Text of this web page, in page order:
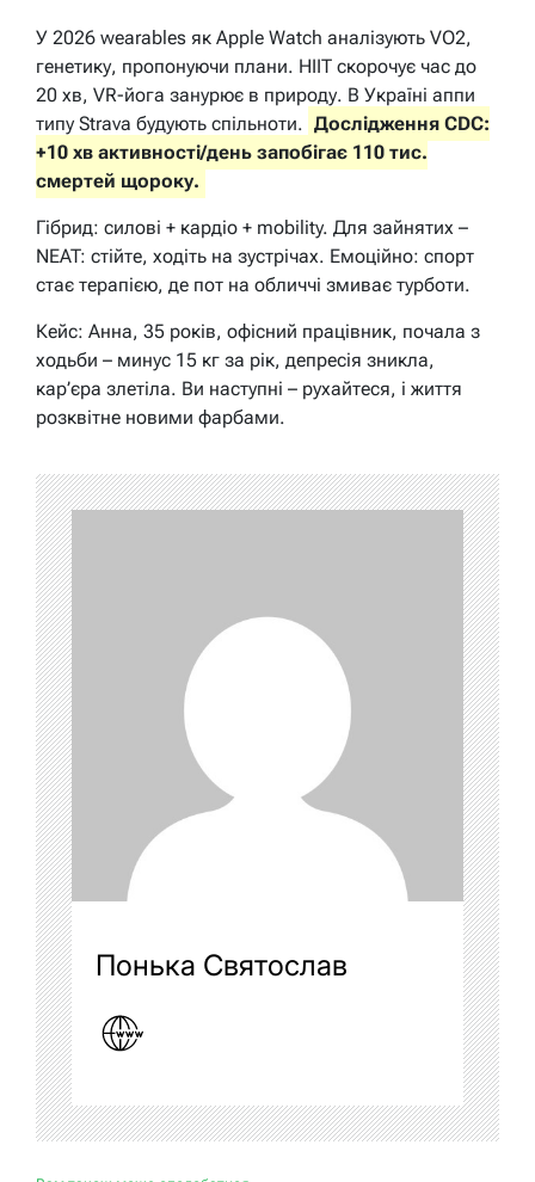
У 2026 wearables як Apple Watch аналізують VO2,
генетику, пропонуючи плани. HIIT скорочує час до
20 хв, VR-йога занурює в природу. В Україні аппи
типу Strava будують спільноти. Дослідження CDC:
+10 хв активності/день запобігає 110 тис.
смертей щороку.
Гібрид: силові + кардіо + mobility. Для зайнятих –
NEAT: стійте, ходіть на зустрічах. Емоційно: спорт
стає терапією, де пот на обличчі змиває турботи.
Кейс: Анна, 35 років, офісний працівник, почала з
ходьби – минус 15 кг за рік, депресія зникла,
кар’єра злетіла. Ви наступні – рухайтеся, і життя
розквітне новими фарбами.
Понька Святослав